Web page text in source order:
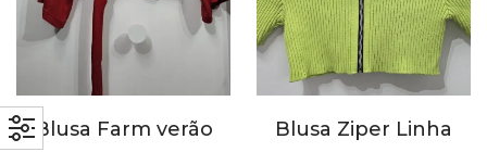
Blusa Farm verão
Blusa Ziper Linha